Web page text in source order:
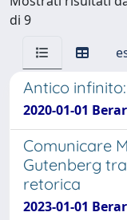
di 9
Antico
2020-01-01
Comunicare
Gutenberg
retorica
2023-01-01